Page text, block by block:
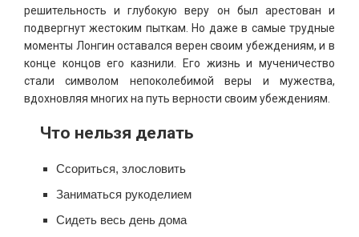
решительность и глубокую веру он был арестован и
подвергнут жестоким пыткам. Но даже в самые трудные
моменты Лонгин оставался верен своим убеждениям, и в
конце концов его казнили. Его жизнь и мученичество
стали символом непоколебимой веры и мужества,
вдохновляя многих на путь верности своим убеждениям.
Что нельзя делать
Ссориться, злословить
Заниматься рукоделием
Сидеть весь день дома